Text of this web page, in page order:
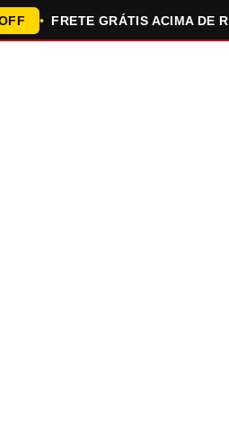
FRETE GRÁTIS ACIMA DE R$400